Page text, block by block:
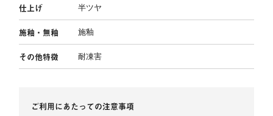
仕上げ 半ツヤ
施釉・無釉 施釉
その他特徴 耐凍害
ご利用にあたっての注意事項